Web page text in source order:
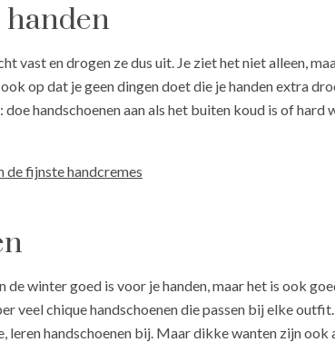
handen
vast en drogen ze dus uit. Je ziet het niet alleen,
op dat je geen dingen doet die je handen extra
doe handschoenen aan als het buiten koud is of
de fijnste handcremes
de winter goed is voor je handen, maar het is ook
veel chique handschoenen die passen bij elke
leren handschoenen bij. Maar dikke wanten zijn